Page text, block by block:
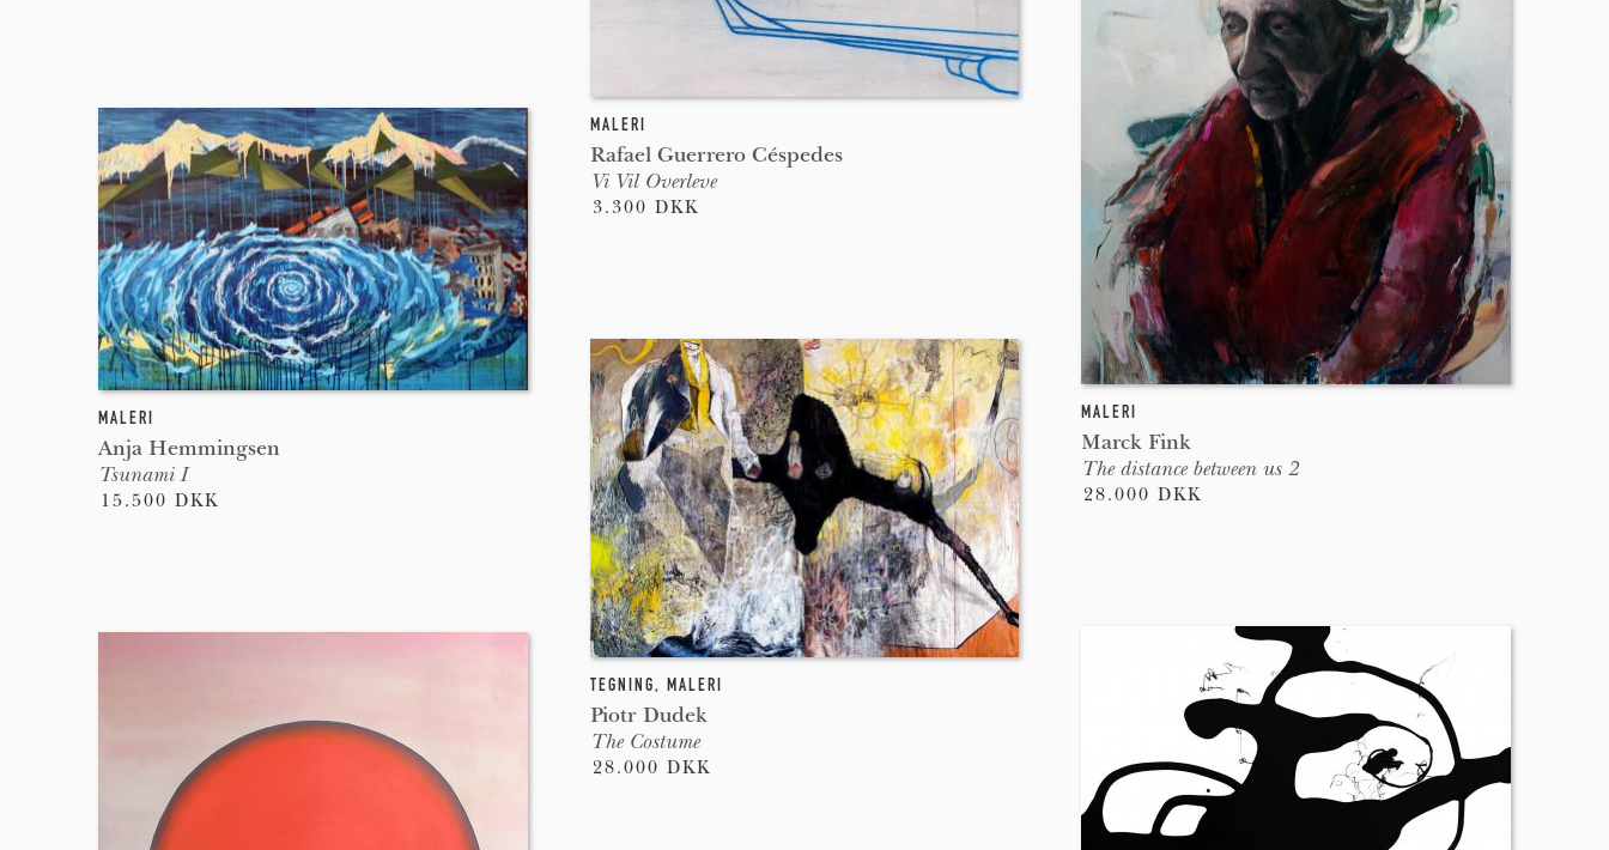
MALERI
Anja Hemmingsen
Tsunami I
15.500 DKK
MALERI
Rafael Guerrero Céspedes
Vi Vil Overleve
3.300 DKK
TEGNING, MALERI
Piotr Dudek
The Costume
28.000 DKK
MALERI
Marck Fink
The distance between us 2
28.000 DKK